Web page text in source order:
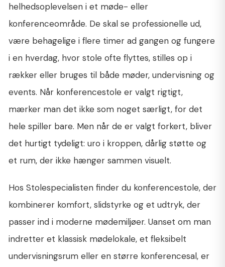
helhedsoplevelsen i et møde- eller
konferenceområde. De skal se professionelle ud,
være behagelige i flere timer ad gangen og fungere
i en hverdag, hvor stole ofte flyttes, stilles op i
rækker eller bruges til både møder, undervisning og
events. Når konferencestole er valgt rigtigt,
mærker man det ikke som noget særligt, for det
hele spiller bare. Men når de er valgt forkert, bliver
det hurtigt tydeligt: uro i kroppen, dårlig støtte og
et rum, der ikke hænger sammen visuelt.
Hos Stolespecialisten finder du konferencestole, der
kombinerer komfort, slidstyrke og et udtryk, der
passer ind i moderne mødemiljøer. Uanset om man
indretter et klassisk mødelokale, et fleksibelt
undervisningsrum eller en større konferencesal, er